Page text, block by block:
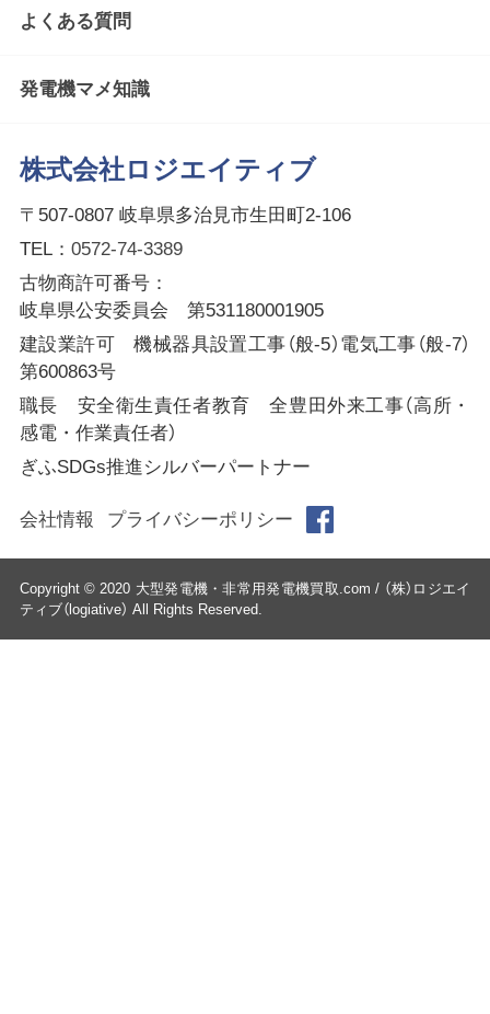
株式会社ロジエイティブ
〒507-0807 岐阜県多治見市生田町2-106
TEL： 0572-74-3389
古物商許可番号：
岐阜県公安委員会 第531180001905
建設業許可 機械器具設置工事（般-5）電気工事（般-7）
第600863号
職長 安全衛生責任者教育 全豊田外来工事（高所・
感電・作業責任者）
ぎふSDGs推進シルバーパートナー
よくある質問
発電機マメ知識
会社情報 プライバシーポリシー
Copyright © 2020 大型発電機・非常用発電機買取.com / （株）ロジエイ
ティブ（logiative） All Rights Reserved.